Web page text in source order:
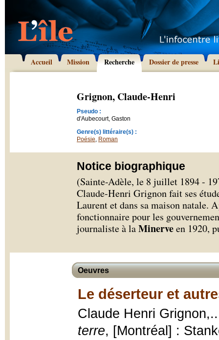
Accueil Mission Recherche Dossier de presse
Grignon, Claude-Henri
Pseudo :
d'Aubecourt, Gaston
Genre(s) littéraire(s) :
Poésie, Roman
Notice biographique
(Sainte-Adèle, le 8 juillet 1894 -
Claude-Henri Grignon fait ses
Laurent et dans sa maison natale.
fonctionnaire pour les
journaliste à laMinerveen 1920,
Oeuvres
Le déserteur et
Claude Henri
terre, [Montréal] :